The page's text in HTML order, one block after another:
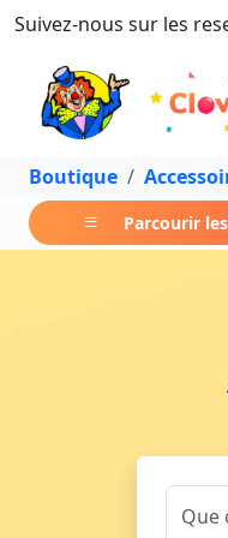
Suivez-nous sur les
Boutique
Parcourir